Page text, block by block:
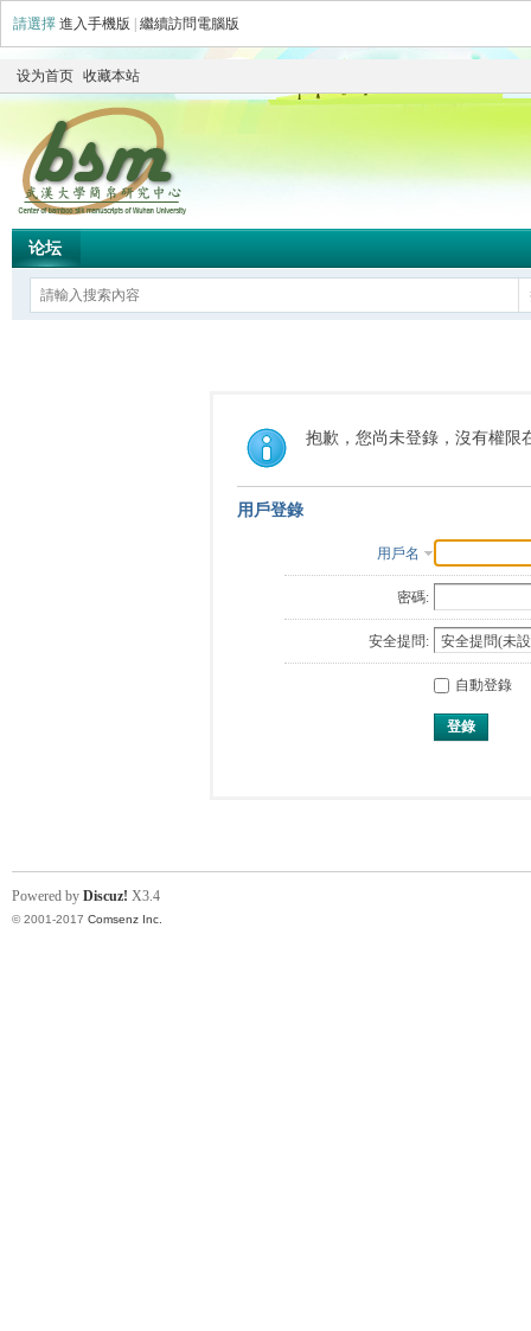
請選擇 進入手機版 繼續訪問電腦版
设为首页 收藏本站
论坛
抱歉，您尚未登錄，沒有權限
用戶登錄
用戶名
密碼:
安全提問:
自動登錄
登錄
Powered by Discuz! X3.4
© 2001-2017 Comsenz Inc.